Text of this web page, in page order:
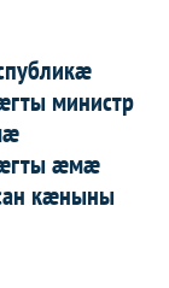
министр
æмæ
кæныны